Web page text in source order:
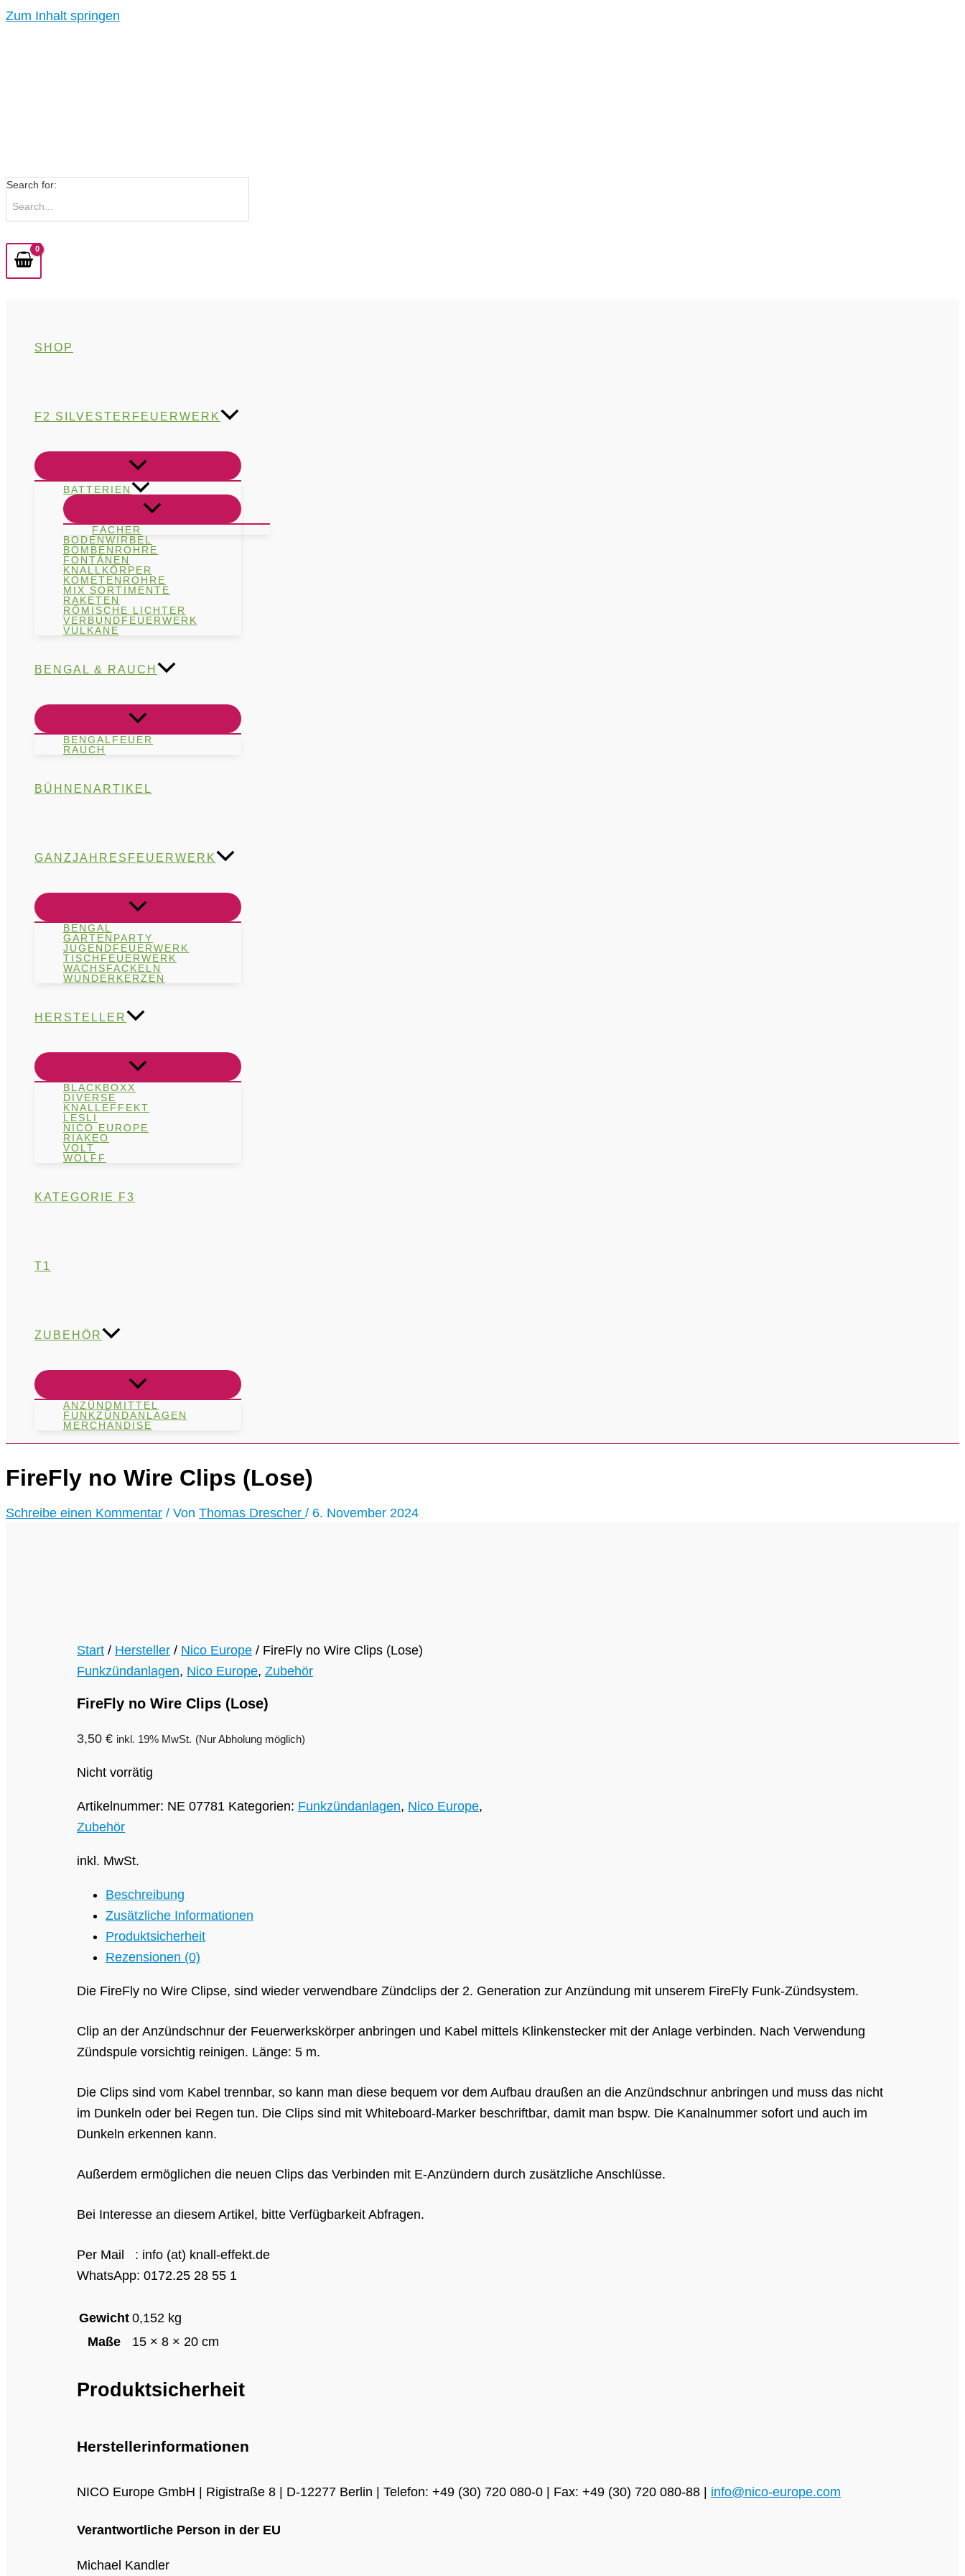
Zum Inhalt springen
Search for:
SHOP
F2 SILVESTERFEUERWERK
BATTERIEN
FÄCHER
BODENWIRBEL
BOMBENROHRE
FONTÄNEN
KNALLKÖRPER
KOMETENROHRE
MIX SORTIMENTE
RAKETEN
RÖMISCHE LICHTER
VERBUNDFEUERWERK
VULKANE
BENGAL & RAUCH
BENGALFEUER
RAUCH
BÜHNENARTIKEL
GANZJAHRESFEUERWERK
BENGAL
GARTENPARTY
JUGENDFEUERWERK
TISCHFEUERWERK
WACHSFACKELN
WUNDERKERZEN
HERSTELLER
BLACKBOXX
DIVERSE
KNALLEFFEKT
LESLI
NICO EUROPE
RIAKEO
VOLT
WOLFF
KATEGORIE F3
T1
ZUBEHÖR
ANZÜNDMITTEL
FUNKZÜNDANLAGEN
MERCHANDISE
FireFly no Wire Clips (Lose)
Schreibe einen Kommentar / Von Thomas Drescher / 6. November 2024
Start / Hersteller / Nico Europe / FireFly no Wire Clips (Lose)
Funkzündanlagen, Nico Europe, Zubehör
FireFly no Wire Clips (Lose)
3,50 € inkl. 19% MwSt. (Nur Abholung möglich)
Nicht vorrätig
Artikelnummer: NE 07781 Kategorien: Funkzündanlagen, Nico Europe,
Zubehör
inkl. MwSt.
Beschreibung
Zusätzliche Informationen
Produktsicherheit
Rezensionen (0)
Die FireFly no Wire Clipse, sind wieder verwendbare Zündclips der 2. Generation zur Anzündung mit unserem FireFly Funk-Zündsystem.
Clip an der Anzündschnur der Feuerwerkskörper anbringen und Kabel mittels Klinkenstecker mit der Anlage verbinden. Nach Verwendung
Zündspule vorsichtig reinigen. Länge: 5 m.
Die Clips sind vom Kabel trennbar, so kann man diese bequem vor dem Aufbau draußen an die Anzündschnur anbringen und muss das nicht
im Dunkeln oder bei Regen tun. Die Clips sind mit Whiteboard-Marker beschriftbar, damit man bspw. Die Kanalnummer sofort und auch im
Dunkeln erkennen kann.
Außerdem ermöglichen die neuen Clips das Verbinden mit E-Anzündern durch zusätzliche Anschlüsse.
Bei Interesse an diesem Artikel, bitte Verfügbarkeit Abfragen.
Per Mail : info (at) knall-effekt.de
WhatsApp: 0172.25 28 55 1
Gewicht 0,152 kg
Maße
15 × 8 × 20 cm
Produktsicherheit
Herstellerinformationen
NICO Europe GmbH | Rigistraße 8 | D-12277 Berlin | Telefon: +49 (30) 720 080-0 | Fax: +49 (30) 720 080-88 | info@nico-europe.com
Verantwortliche Person in der EU
Michael Kandler